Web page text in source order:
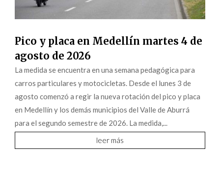
Pico y placa en Medellín martes 4 de
agosto de 2026
La medida se encuentra en una semana pedagógica para
carros particulares y motocicletas. Desde el lunes 3 de
agosto comenzó a regir la nueva rotación del pico y placa
en Medellín y los demás municipios del Valle de Aburrá
para el segundo semestre de 2026. La medida,...
leer más